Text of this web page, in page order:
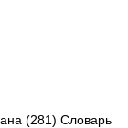
(281) Словарь